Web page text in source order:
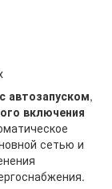
автозапуском,
включения
сетью и